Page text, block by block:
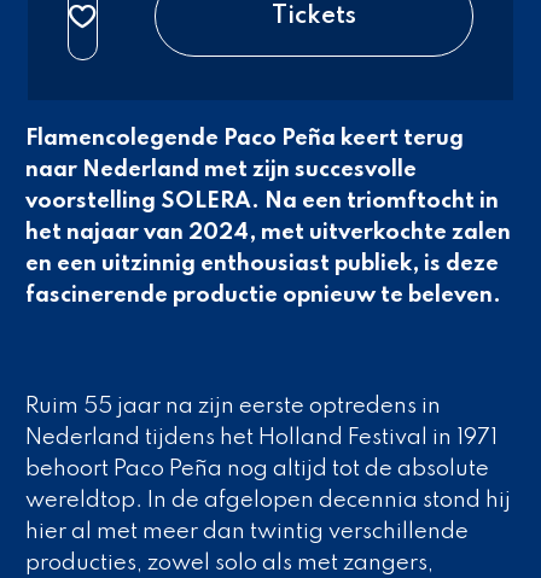
3e rang
Tickets
Flamencolegende Paco Peña keert terug
naar Nederland met zijn succesvolle
voorstelling SOLERA. Na een triomftocht in
het najaar van 2024, met uitverkochte zalen
en een uitzinnig enthousiast publiek, is deze
fascinerende productie opnieuw te beleven.
Ruim 55 jaar na zijn eerste optredens in
Nederland tijdens het Holland Festival in 1971
behoort Paco Peña nog altijd tot de absolute
wereldtop. In de afgelopen decennia stond hij
hier al met meer dan twintig verschillende
producties, zowel solo als met zangers,